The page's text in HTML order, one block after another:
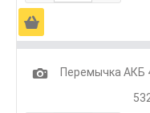
Ä
1
Перемычка АКБ